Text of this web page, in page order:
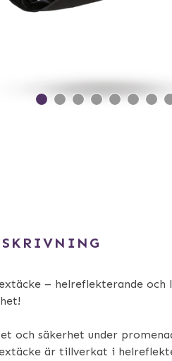
– helreflekterande och
och säkerhet under
är tillverkat i